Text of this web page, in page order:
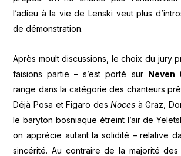
l’adieu à la vie de Lenski veut plus
de démonstration.
Après moult discussions, le choix du jury
faisions partie – s’est porté sur Neven
range dans la catégorie des chanteurs
Déjà Posa et Figaro desNoces à Graz,
le baryton bosniaque étreint l’air de
on apprécie autant la solidité – relative
sincérité. Au contraire de la majorité des